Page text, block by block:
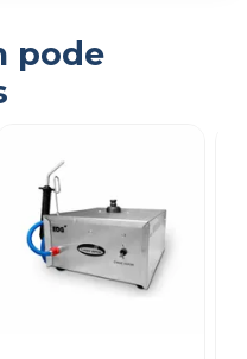
pode